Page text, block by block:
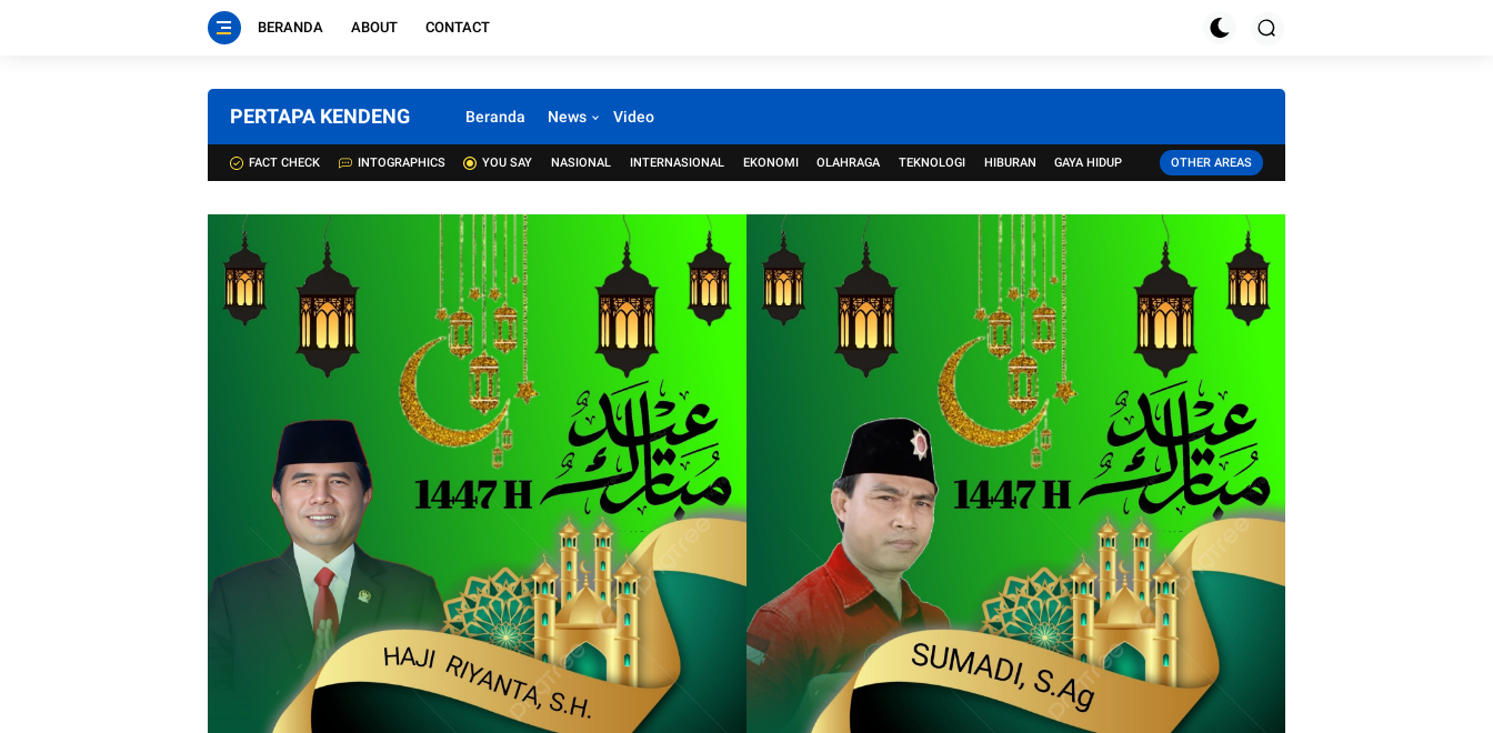
BERANDA ABOUT CONTACT
PERTAPA KENDENG Beranda News Video
FACT CHECK INTOGRAPHICS YOU SAY NASIONAL INTERNASIONAL EKONOMI OLAHRAGA TEKNOLOGI HIBURAN GAYA HIDUP OTHER AREAS